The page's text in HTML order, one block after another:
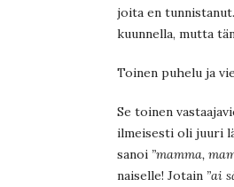
joita en
kuunnella, mutta
Toinen puhelu ja
Se toinen
ilmeisesti oli juuri
sanoi ”mamma,
naiselle! Jotain ”ai